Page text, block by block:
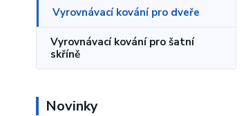
Vyrovnávací kování pro dveře
Vyrovnávací kování pro šatní
skříně
Novinky